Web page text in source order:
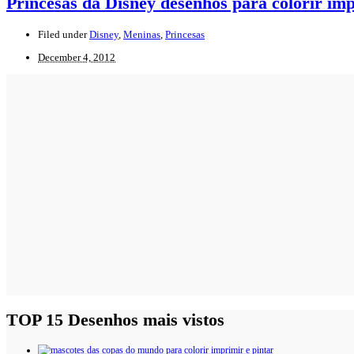
Filed underDisney, Meninas Princesas
December 4, 2012
TOP 15 Desenhos mais vistos